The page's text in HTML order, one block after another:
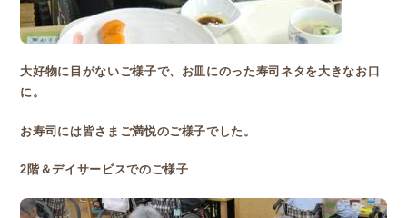
大好物に目がないご様子で、お皿にのった寿司ネタを大きなお口
に。
お寿司には皆さまご満悦のご様子でした。
2 階＆デイサービスでのご様子